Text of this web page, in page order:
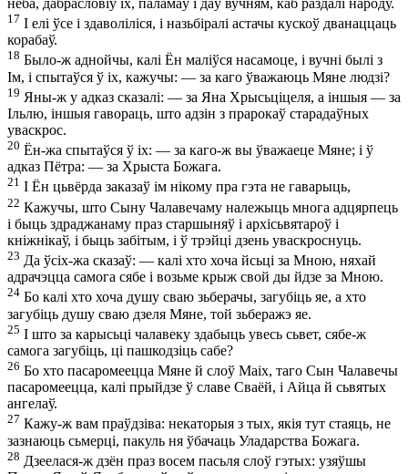
неба, дабрасловіў іх, паламаў і даў вучням, каб раздалі народу.
17 І елі ўсе і здаволіліся, і назьбіралі астачы кускоў дванаццаць
корабаў.
18 Было-ж аднойчы, калі Ён маліўся насамоце, і вучні былі з
Ім, і спытаўся ў іх, кажучы: — за каго ўважаюць Мяне людзі?
19 Яны-ж у адказ сказалі: — за Яна Хрысьціцеля, а іншыя — за
Ільлю, іншыя гавораць, што адзін з прарокаў старадаўных
уваскрос.
20 Ён-жа спытаўся ў іх: — за каго-ж вы ўважаеце Мяне; і ў
адказ Пётра: — за Хрыста Божага.
21 І Ён цьвёрда заказаў ім нікому пра гэта не гаварыць,
22 Кажучы, што Сыну Чалавечаму належыць многа адцярпець
і быць здраджанаму праз старшыняў і архісьвятароў і
кніжнікаў, і быць забітым, і ў трэйці дзень уваскроснуць.
23 Да ўсіх-жа сказаў: — калі хто хоча йсьці за Мною, няхай
адрачэцца самога сябе і возьме крыж свой ды йдзе за Мною.
24 Бо калі хто хоча душу сваю зьберачы, загубіць яе, а хто
загубіць душу сваю дзеля Мяне, той зьберажэ яе.
25 І што за карысьці чалавеку здабыць увесь сьвет, сябе-ж
самога загубіць, ці пашкодзіць сабе?
26 Бо хто пасаромеецца Мяне й слоў Маіх, таго Сын Чалавечы
пасаромеецца, калі прыйдзе ў славе Сваёй, і Айца й сьвятых
ангелаў.
27 Кажу-ж вам праўдзіва: некаторыя з тых, якія тут стаяць, не
зазнаюць сьмерці, пакуль ня ўбачаць Уладарства Божага.
28 Дзеелася-ж дзён праз восем пасьля слоў гэтых: узяўшы